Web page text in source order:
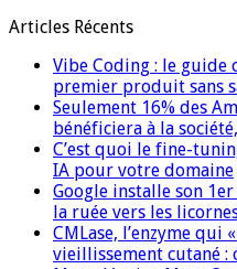
Articles Récents
Vibe Coding : le
premier produit sans
Seulement 16% des
bénéficiera à la
C’est quoi le fine-
IA pour votre domaine
Google installe son
la ruée vers les
CMLase, l’enzyme qui
vieillissement cutané :